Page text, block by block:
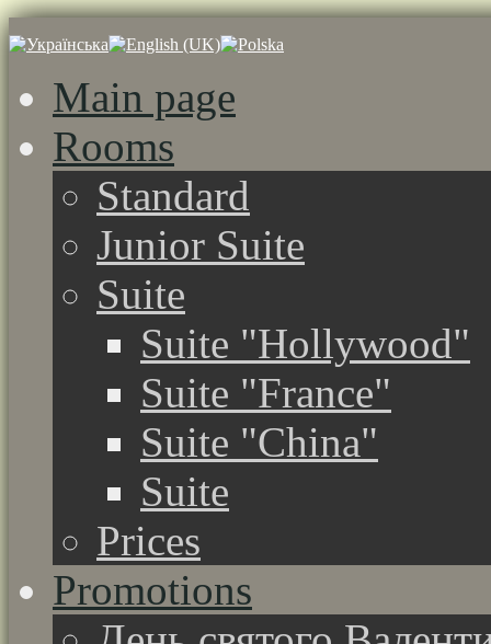
Main page
Rooms
Standard
Junior Suite
Suite
Suite "Hollywood"
Suite "France"
Suite "China"
Suite
Prices
Promotions